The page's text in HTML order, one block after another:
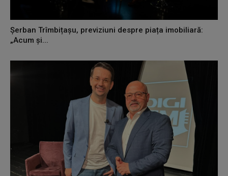
Șerban Trîmbițașu, previziuni despre piața imobiliară:
„Acum și...